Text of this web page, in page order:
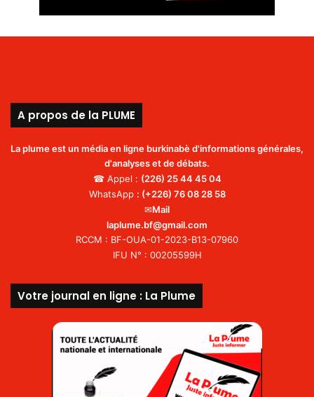
A propos de la PLUME
La plume est un média en ligne burkinabè d'informations générales,
d'analyses et de débats.
☎ Appel : (226) 25 44 45 04
WhatsApp : (+226) 76 08 28 58
✉Mail
laplume.bf@gmail.com
RCCM : BF-OUA-01-2023-B13-07960
IFU N° : 00205599H
Votre journal en ligne : La Plume